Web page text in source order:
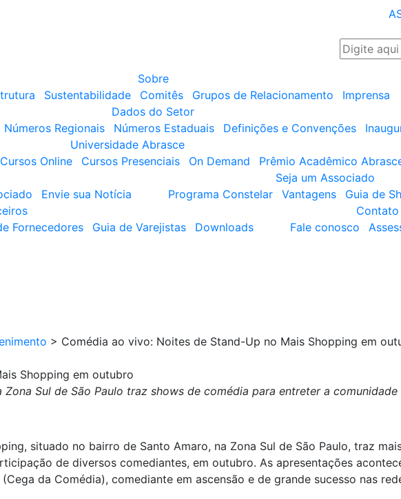
Sobre
Sustentabilidade Comitês Grupos de Relacionamento
Imprensa
Dados do Setor
Números Regionais Números Estaduais Definições e Convenções
Universidade Abrasce
Cursos Online Cursos Presenciais On Demand Prêmio Acadêmico
Envie sua Notícia
Seja um Associado
Programa Constelar
Vantagens Guia de
Fornecedores Guia de Varejistas Downloads
Contato
Fale conosco
> Comédia ao vivo: Noites de Stand-Up no Mais Shopping em
Shopping em outubro
Zona Sul de São Paulo traz shows de comédia para entreter a comunidade
situado no bairro de Santo Amaro, na Zona Sul de São Paulo, traz
de diversos comediantes, em outubro. As apresentações
da Comédia), comediante em ascensão e de grande sucesso nas